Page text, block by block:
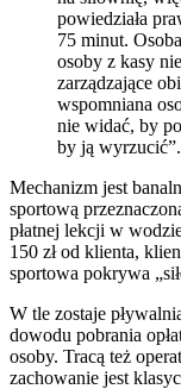
powiedziała
75 minut.
osoby z kasy
zarządzające
wspomniana
nie widać, by
by ją wyrzucić”.
Mechanizm jest
sportową
płatnej lekcji w
150 zł od klienta,
sportowa pokrywa
W tle zostaje
dowodu pobrania
osoby. Tracą też
zachowanie jest